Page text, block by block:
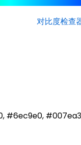
对比度检查
#6ec9e0,